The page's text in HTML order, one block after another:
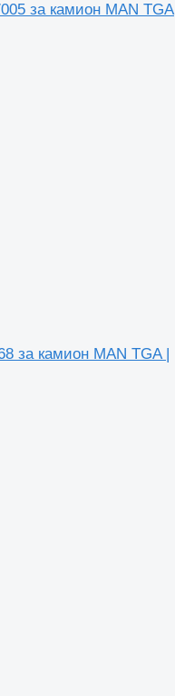
за камион MAN TGA
за камион MAN TGA |